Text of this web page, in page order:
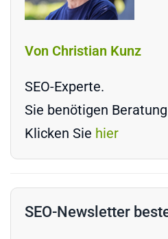
Von Christian Kunz
SEO-Experte.
Sie benötigen
Klicken Sie hier
SEO-Newsletter